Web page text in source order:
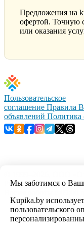
Предложения на
офертой. Точную
или оказания
Мы заботимся о
Kupika.by
пользовательского
Пользовательское
соглашение Правила
объявлений Политика
© 1999–2026, ООО
Республика
Настройка cookie